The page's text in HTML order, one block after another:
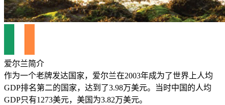
爱尔兰简介
作为一个老牌发达国家，爱尔兰在2003年成为了世界上人均
GDP排名第二的国家，达到了3.98万美元。当时中国的人均
GDP只有1273美元，美国为3.82万美元。